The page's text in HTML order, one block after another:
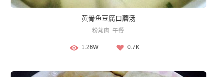
黄骨鱼豆腐口蘑汤
粉蒸肉 午餐
1.26W 0.7K